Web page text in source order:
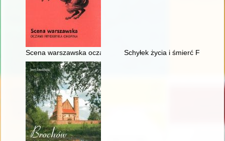
Scena warszawska oczami Fryderyka Chopina
Schyłek życia i śmierć